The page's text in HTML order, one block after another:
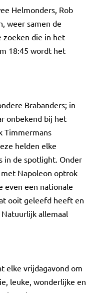
Helmonders, Rob
weer samen de
zoeken die in het
18:45 wordt het
Brabanders; in
onbekend bij het
Timmermans
helden elke
in de spotlight. Onder
Napoleon optrok
even een nationale
ooit geleefd heeft en
allemaal
elke vrijdagavond om
leuke, wonderlijke en